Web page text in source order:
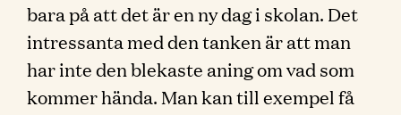
bara på att det är en ny dag i skolan. Det
intressanta med den tanken är att man
har inte den blekaste aning om vad som
kommer hända. Man kan till exempel få